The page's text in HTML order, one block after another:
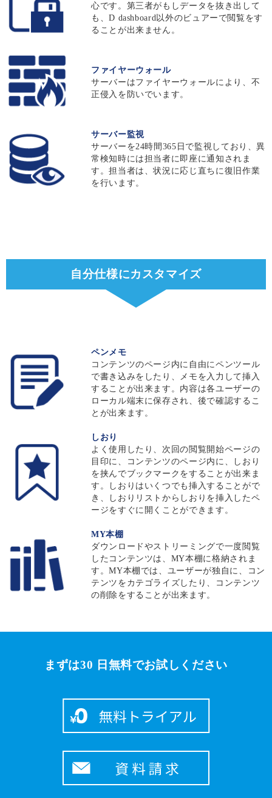
心です。第三者がもしデータを抜き出して
も、D dashboard以外のビュアーで閲覧をす
ることが出来ません。
ファイヤーウォール
サーバーはファイヤーウォールにより、不
正侵入を防いでいます。
サーバー監視
サーバーを24時間365日で監視しており、異
常検知時には担当者に即座に通知されま
す。担当者は、状況に応じ直ちに復旧作業
を行います。
自分仕様にカスタマイズ
ペンメモ
コンテンツのページ内に自由にペンツール
で書き込みをしたり、メモを入力して挿入
することが出来ます。内容は各ユーザーの
ローカル端末に保存され、後で確認するこ
とが出来ます。
しおり
よく使用したり、次回の閲覧開始ページの
目印に、コンテンツのページ内に、しおり
を挟んでブックマークをすることが出来ま
す。しおりはいくつでも挿入することがで
き、しおりリストからしおりを挿入したペ
ージをすぐに開くことができます。
MY本棚
ダウンロードやストリーミングで一度閲覧
したコンテンツは、MY本棚に格納されま
す。MY本棚では、ユーザーが独自に、コン
テンツをカテゴライズしたり、コンテンツ
の削除をすることが出来ます。
まずは30 日無料でお試しください